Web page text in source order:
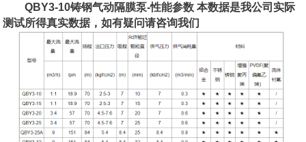
QBY3-10铸钢气动隔膜泵-性能参数 本数据是我公司实际
测试所得真实数据，如有疑问请咨询我们